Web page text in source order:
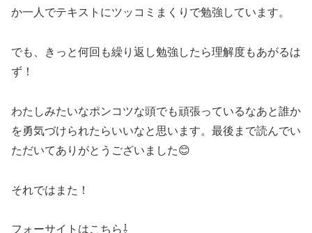
か一人でテキストにツッコミまくりで勉強しています。
でも、きっと何回も繰り返し勉強したら理解度もあがるは
ず！
わたしみたいなポンコツな頭でも頑張っているなあと誰か
を勇気づけられたらいいなと思います。最後まで読んでい
ただいてありがとうございました😊
それではまた！
フォーサイトはこちら⇩